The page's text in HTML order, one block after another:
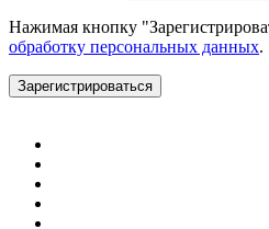
Нажимая кнопку
обработку персональных данных.
Зарегистрироваться